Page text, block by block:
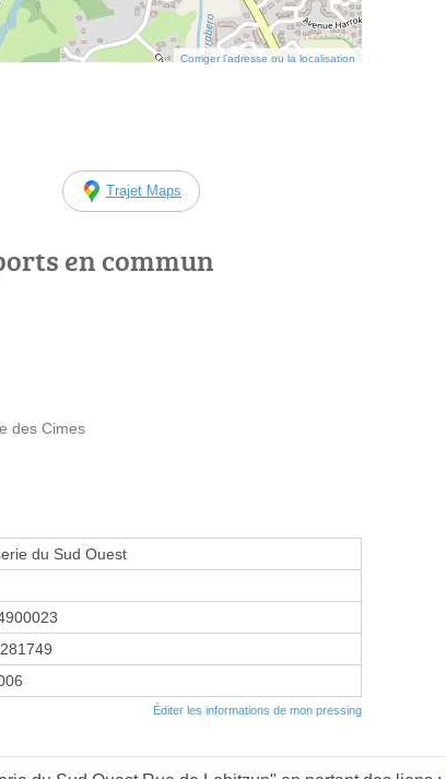
Corriger l’adresse ou la localisation
Trajet Maps
en commun
des Cimes
du Sud Ouest
Éditer les informations de mon pressing